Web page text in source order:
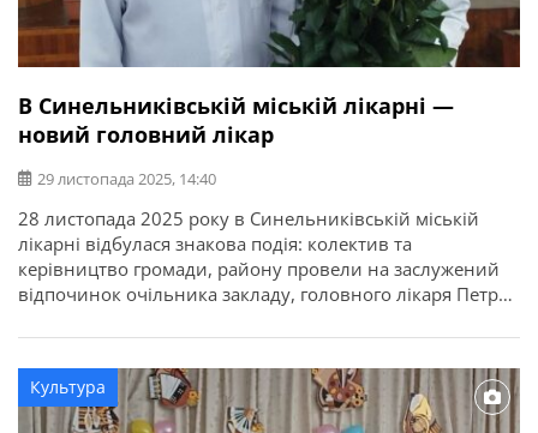
В Синельниківській міській лікарні —
новий головний лікар
29 листопада 2025, 14:40
28 листопада 2025 року в Синельниківській міській
лікарні відбулася знакова подія: колектив та
керівництво громади, району провели на заслужений
відпочинок очільника закладу, головного лікаря Петра
Черевкову. Про це повідомляє Синельниківська міська
рада. Слова щирої подяки та глибокої шани на адресу
Петра Довганя лунали від міського голови Дмитра
Зражевського, […]
Культура